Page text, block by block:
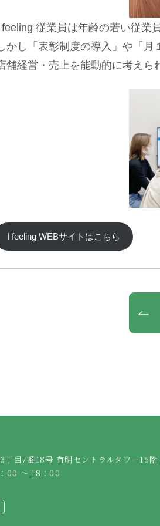
feeling 従業員は年齢の若い従業
かし「表彰制度の導入」や「月
舗経営・売上を能動的に考えら
I feeling WEBサイトはこちら
丁目7番18号 有明セントラルタワー16階
00 ～ 18：00